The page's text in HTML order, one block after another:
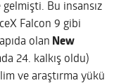
gelmişti. Bu insansız
Falcon 9 gibi
olan New
24. kalkış oldu)
ve araştırma yükü